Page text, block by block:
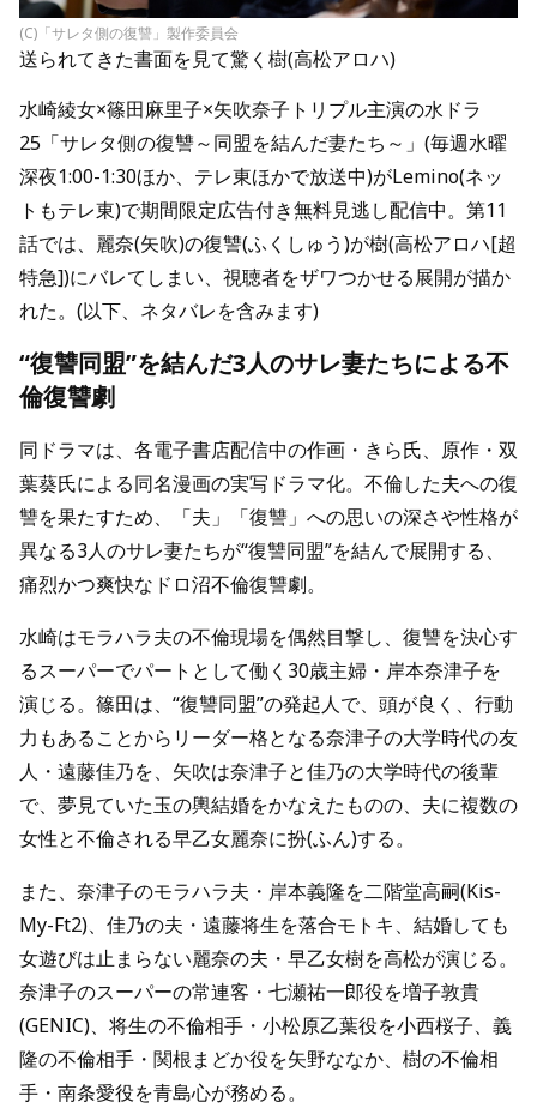
(C)「サレタ側の復讐」製作委員会
送られてきた書面を見て驚く樹(高松アロハ)
水崎綾女×篠田麻里子×矢吹奈子トリプル主演の水ドラ
25「サレタ側の復讐～同盟を結んだ妻たち～」(毎週水曜
深夜1:00-1:30ほか、テレ東ほかで放送中)がLemino(ネッ
トもテレ東)で期間限定広告付き無料見逃し配信中。第11
話では、麗奈(矢吹)の復讐(ふくしゅう)が樹(高松アロハ[超
特急])にバレてしまい、視聴者をザワつかせる展開が描か
れた。(以下、ネタバレを含みます)
“復讐同盟”を結んだ3人のサレ妻たちによる不
倫復讐劇
同ドラマは、各電子書店配信中の作画・きら氏、原作・双
葉葵氏による同名漫画の実写ドラマ化。不倫した夫への復
讐を果たすため、「夫」「復讐」への思いの深さや性格が
異なる3人のサレ妻たちが“復讐同盟”を結んで展開する、
痛烈かつ爽快なドロ沼不倫復讐劇。
水崎はモラハラ夫の不倫現場を偶然目撃し、復讐を決心す
るスーパーでパートとして働く30歳主婦・岸本奈津子を
演じる。篠田は、“復讐同盟”の発起人で、頭が良く、行動
力もあることからリーダー格となる奈津子の大学時代の友
人・遠藤佳乃を、矢吹は奈津子と佳乃の大学時代の後輩
で、夢見ていた玉の輿結婚をかなえたものの、夫に複数の
女性と不倫される早乙女麗奈に扮(ふん)する。
また、奈津子のモラハラ夫・岸本義隆を二階堂高嗣(Kis-
My-Ft2)、佳乃の夫・遠藤将生を落合モトキ、結婚しても
女遊びは止まらない麗奈の夫・早乙女樹を高松が演じる。
奈津子のスーパーの常連客・七瀬祐一郎役を増子敦貴
(GENIC)、将生の不倫相手・小松原乙葉役を小西桜子、義
隆の不倫相手・関根まどか役を矢野ななか、樹の不倫相
手・南条愛役を青島心が務める。